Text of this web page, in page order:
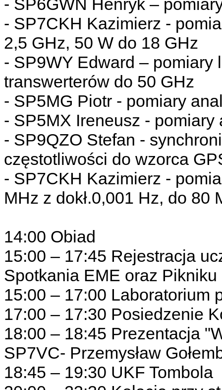
- SP6GWN Henryk –
- SP7CKH Kazimierz -
2,5 GHz, 50 W do 18 GHz
- SP9WY Edward – pomiary
transwerterów do 50 GHz
- SP5MG Piotr - pomiary
- SP5MX Ireneusz -
- SP9QZO Stefan -
częstotliwości do wzorca
- SP7CKH Kazimierz -
MHz z dokł.0,001 Hz, do 80
14:00 Obiad
15:00 – 17:45 Rejestracja
Spotkania EME oraz Pikniku
15:00 – 17:00 Laboratorium
17:00 – 17:30 Posiedzenie
18:00 – 18:45 Prezentacja
SP7VC- Przemysław
18:45 – 19:30 UKF Tombola